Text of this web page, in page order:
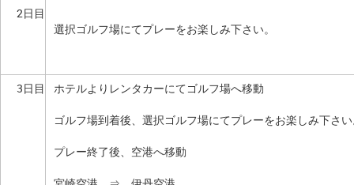
2日目
選択ゴルフ場にてプレーをお楽しみ下さい。
3日目 ホテルよりレンタカーにてゴルフ場へ移動
ゴルフ場到着後、選択ゴルフ場にてプレーをお楽しみ下さ
プレー終了後、空港へ移動